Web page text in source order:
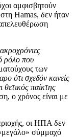
αμφισβητούν
στη Hamas, δεν ήταν
ρόλο που
των
ότι σχεδόν κανείς
θετικός παίκτης
ο χρόνος είναι με
οι ΗΠΑ δεν
σύμμαχό